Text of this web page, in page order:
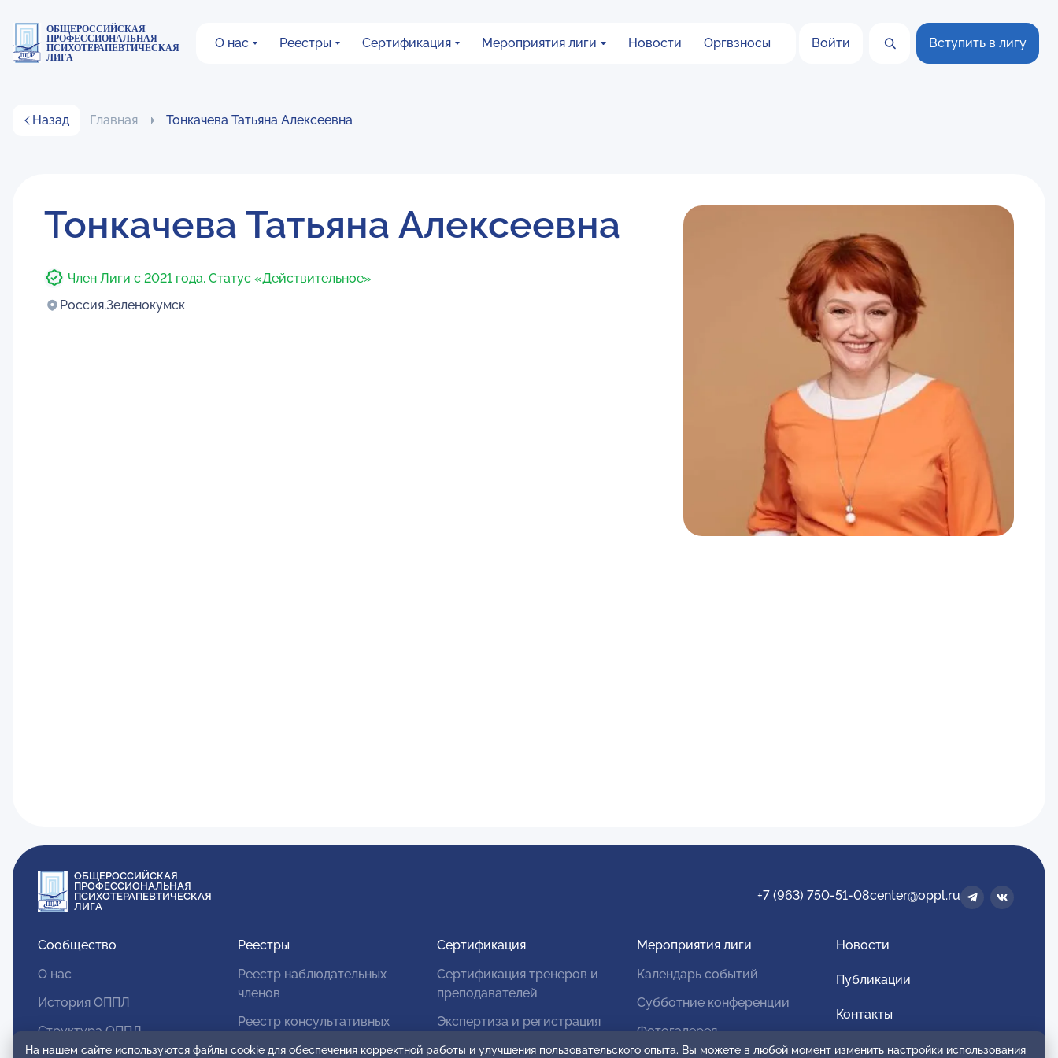
ОБЩЕРОССИЙСКАЯ
ПРОФЕССИОНАЛЬНАЯ
ПСИХОТЕРАПЕВТИЧЕСКАЯ
ЛИГА
О нас Реестры Сертификация Мероприятия лиги Новости Оргвзносы Войти Вступить в лигу
Назад Главная Тонкачева Татьяна Алексеевна
Тонкачева Татьяна Алексеевна
Член Лиги с 2021 года. Статус «Действительное»
Россия,Зеленокумск
ОБЩЕРОССИЙСКАЯ
ПРОФЕССИОНАЛЬНАЯ
ПСИХОТЕРАПЕВТИЧЕСКАЯ
ЛИГА
+7 (963) 750-51-08center@oppl.ru
Сообщество
О нас
История ОППЛ
Структура ОППЛ
Реестры
Реестр наблюдательных
членов
Реестр консультативных
Сертификация
Сертификация тренеров и
преподавателей
Экспертиза и регистрация
Мероприятия лиги
Календарь событий
Субботние конференции
Фотогалерея
Новости
Публикации
Контакты
Для спонсоров и партнеров
На нашем сайте используются файлы cookie для обеспечения корректной работы и улучшения пользовательского опыта. Вы можете в любой момент изменить настройки использования